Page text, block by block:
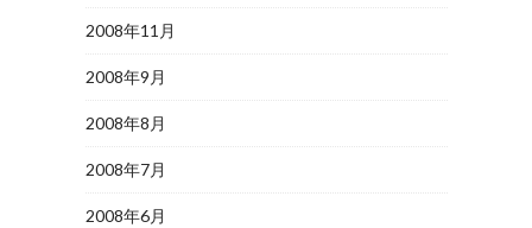
2008年11月
2008年9月
2008年8月
2008年7月
2008年6月